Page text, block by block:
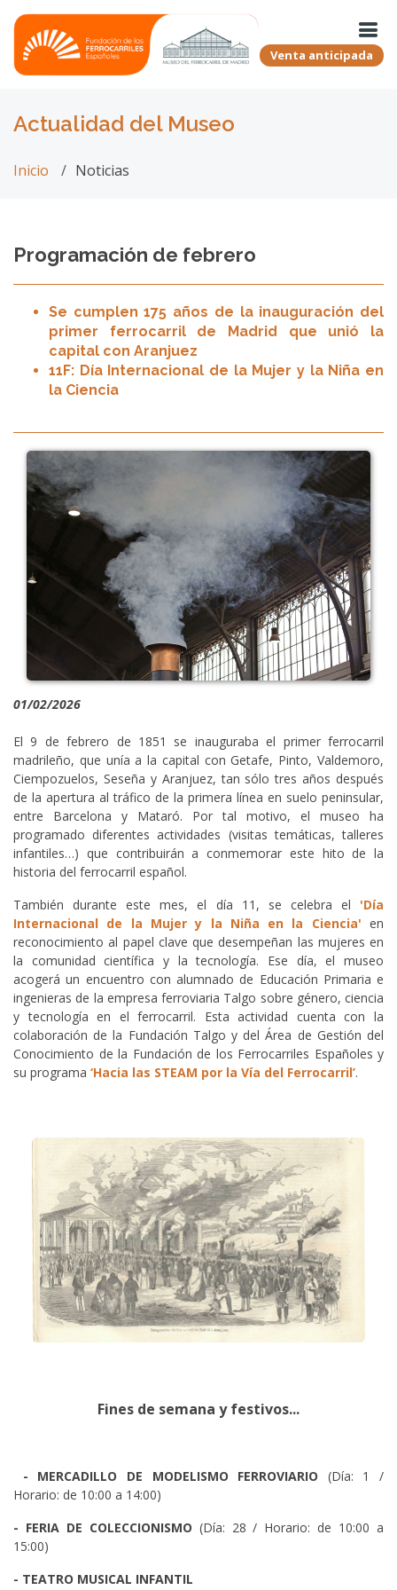
Venta anticipada
Actualidad del Museo
Inicio Noticias
Programación de febrero
Se cumplen 175 años de la inauguración del
primer ferrocarril de Madrid que unió la
capital con Aranjuez
11F: Día Internacional de la Mujer y la Niña en
la Ciencia
01/02/2026
El 9 de febrero de 1851 se inauguraba el primer ferrocarril
madrileño, que unía a la capital con Getafe, Pinto, Valdemoro,
Ciempozuelos, Seseña y Aranjuez, tan sólo tres años después
de la apertura al tráfico de la primera línea en suelo peninsular,
entre Barcelona y Mataró. Por tal motivo, el museo ha
programado diferentes actividades (visitas temáticas, talleres
infantiles…) que contribuirán a conmemorar este hito de la
historia del ferrocarril español.
También durante este mes, el día 11, se celebra el 'Día
Internacional de la Mujer y la Niña en la Ciencia' en
reconocimiento al papel clave que desempeñan las mujeres en
la comunidad científica y la tecnología. Ese día, el museo
acogerá un encuentro con alumnado de Educación Primaria e
ingenieras de la empresa ferroviaria Talgo sobre género, ciencia
y tecnología en el ferrocarril. Esta actividad cuenta con la
colaboración de la Fundación Talgo y del Área de Gestión del
Conocimiento de la Fundación de los Ferrocarriles Españoles y
su programa ‘Hacia las STEAM por la Vía del Ferrocarril’.
Fines de semana y festivos...
- MERCADILLO DE MODELISMO FERROVIARIO (Día: 1 /
Horario: de 10:00 a 14:00)
- FERIA DE COLECCIONISMO (Día: 28 / Horario: de 10:00 a
15:00)
- TEATRO MUSICAL INFANTIL